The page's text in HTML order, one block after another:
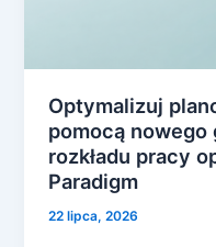
Optymalizuj
pomocą
rozkładu pracy
Paradigm
22 lipca, 2026